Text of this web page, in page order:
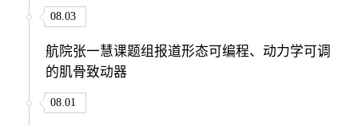
08.03
航院张一慧课题组报道形态可编程、动力学可调
的肌骨致动器
08.01